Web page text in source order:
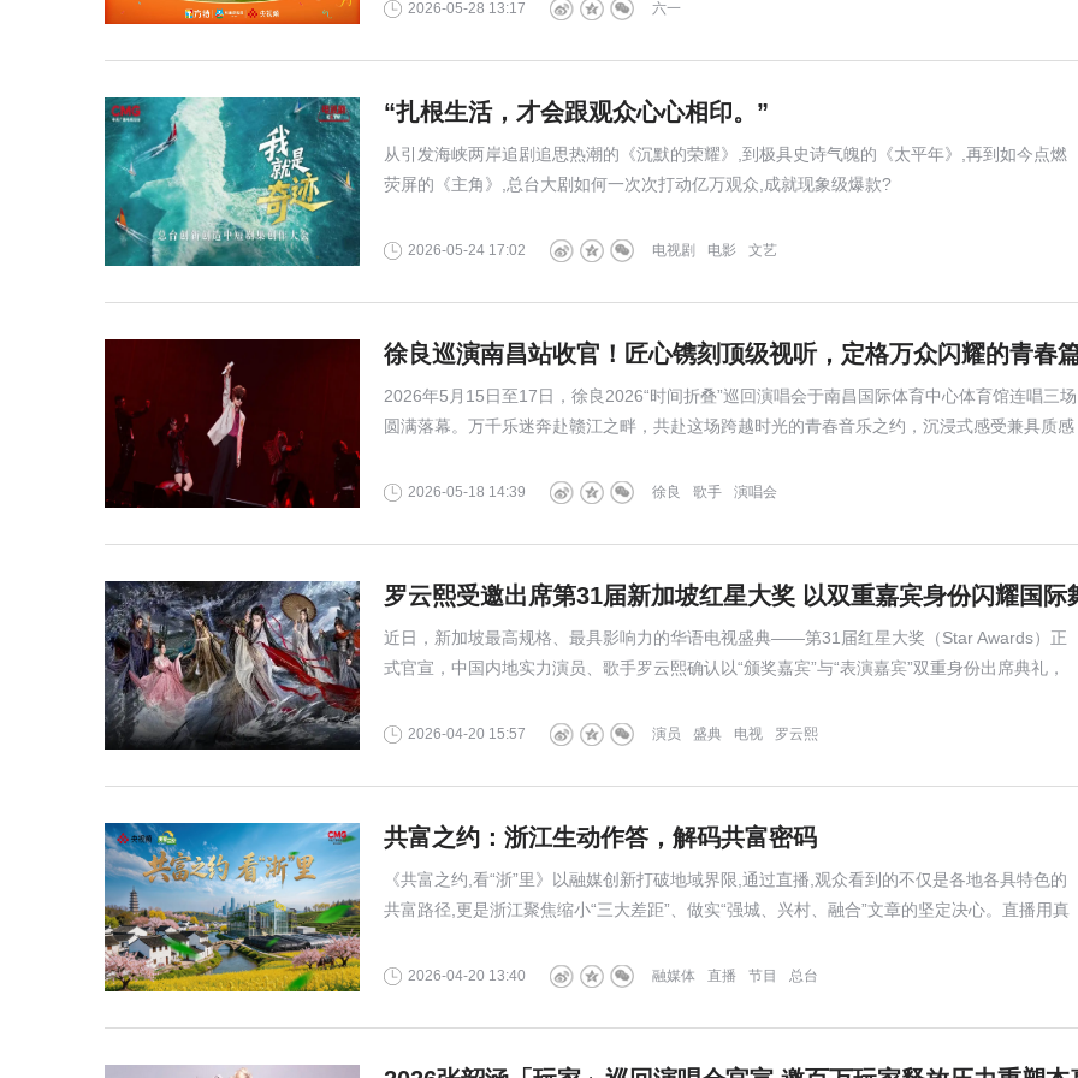
2026-05-28 13:17 六一
“扎根生活，才会跟观众心心相印。”
从引发海峡两岸追剧追思热潮的《沉默的荣耀》,到极具史诗气魄的《太平年》,再到如今点燃
荧屏的《主角》,总台大剧如何一次次打动亿万观众,成就现象级爆款?
2026-05-24 17:02 文艺
电影
电视剧
徐良巡演南昌站收官！匠心镌刻顶级视听，定格万众闪耀的青春
2026年5月15日至17日，徐良2026“时间折叠”巡回演唱会于南昌国际体育中心体育馆连唱三场
圆满落幕。万千乐迷奔赴赣江之畔，共赴这场跨越时光的青春音乐之约，沉浸式感受兼具质感
2026-05-18 14:39 演唱会
歌手
徐良
罗云熙受邀出席第31届新加坡红星大奖 以双重嘉宾身份闪耀国际
近日，新加坡最高规格、最具影响力的华语电视盛典——第31届红星大奖（Star Awards）正
式官宣，中国内地实力演员、歌手罗云熙确认以“颁奖嘉宾”与“表演嘉宾”双重身份出席典礼，
2026-04-20 15:57 罗云熙
电视
盛典
演员
共富之约：浙江生动作答，解码共富密码
《共富之约,看“浙”里》以融媒创新打破地域界限,通过直播,观众看到的不仅是各地各具特色的
共富路径,更是浙江聚焦缩小“三大差距”、做实“强城、兴村、融合”文章的坚定决心。直播用真
2026-04-20 13:40 总台
节目
直播
融媒体